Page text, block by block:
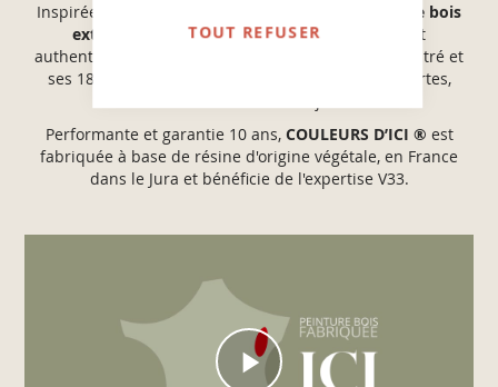
TOUT REFUSER
Inspirée des paysages naturels français, la
peinture bois
extérieur COULEURS D’ICI ®propose un esprit
authentique, avec son
sobre et feutré et
ses 18 teintes pour embellir et protéger volets, portes,
Performante et garantie 10 ans, COULEURS D’ICI ® est
fabriquée à base de résine d'origine végétale, en France
dans le Jura et bénéficie de l'expertise V33.